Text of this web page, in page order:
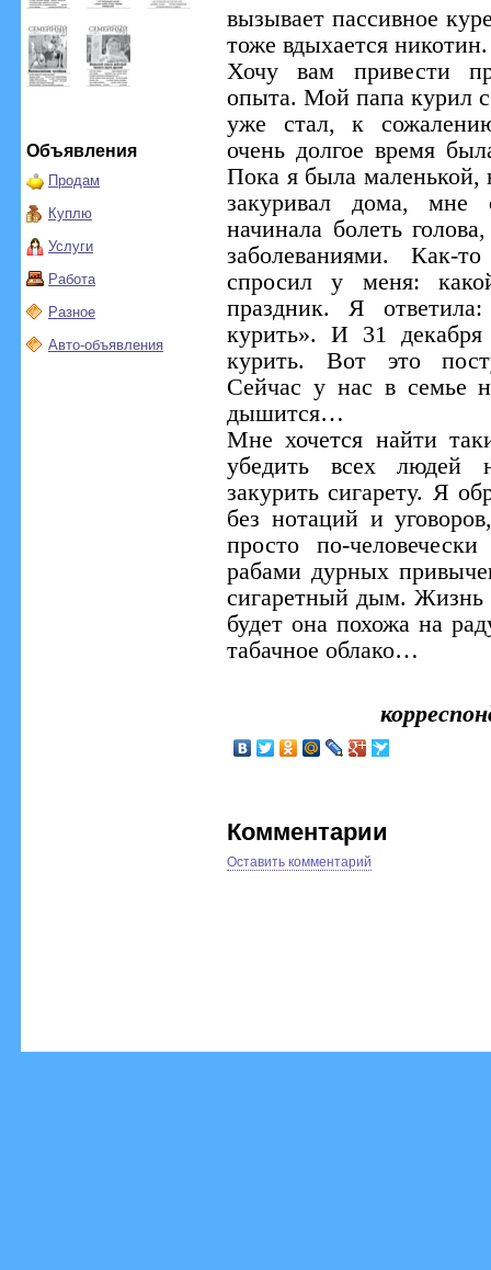
Объявления
Продам
Куплю
Услуги
Работа
Разное
Авто-объявления
вызывает пассивное
тоже вдыхается никотин.
Хочу вам привести
опыта. Мой папа курил с
уже стал, к
очень долгое время
Пока я была маленькой,
закуривал дома, мне
начинала болеть
заболеваниями. Как-
спросил у меня:
праздник. Я
курить». И 31
курить. Вот это
Сейчас у нас в семье
дышится…
Мне хочется найти
убедить всех людей
закурить сигарету. Я
без нотаций и
просто по-
рабами дурных
сигаретный дым. Жизнь
будет она похожа на
табачное облако…
Комментарии
Оставить комментарий